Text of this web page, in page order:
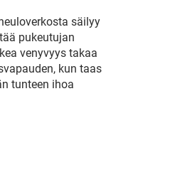
säilyy
pukeutujan
venyvyys takaa
kun taas
tunteen ihoa